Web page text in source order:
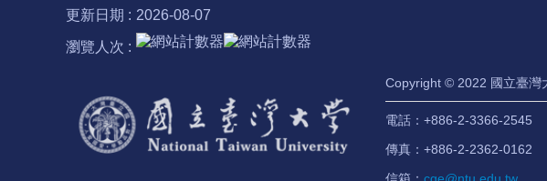
更新日期 2026-08-07
瀏覽人次
Copyright © 2022 國立臺灣
電話：+886-2-3366-2545
傳真：+886-2-2362-0162
信箱： cge@ntu.edu.tw